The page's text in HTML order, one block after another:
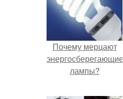
Почему мерцают
энергосберегающие
лампы?